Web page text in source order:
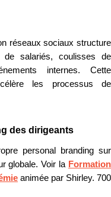
réseaux sociaux structure
de salariés, coulisses de
internes. Cette
les processus de
des dirigeants
personal branding sur
globale. Voir la Formation
animée par Shirley. 700